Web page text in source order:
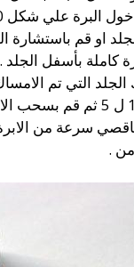
او قم باستشارة
كاملة بأسفل الجلد .
التي تم
سرعة من الابرة
.